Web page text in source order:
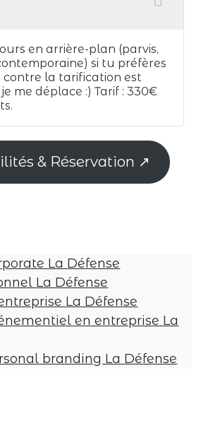
en arrière-plan (parvis,
si tu préfères
contre la tarification est
me déplace :) Tarif : 330€
& Réservation ↗
La Défense
La Défense
La Défense
en entreprise La
branding La Défense